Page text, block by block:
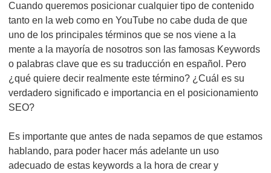
Cuando queremos posicionar cualquier tipo de contenido
tanto en la web como en YouTube no cabe duda de que
uno de los principales términos que se nos viene a la
mente a la mayoría de nosotros son las famosas Keywords
o palabras clave que es su traducción en español. Pero
¿qué quiere decir realmente este término? ¿Cuál es su
verdadero significado e importancia en el posicionamiento
SEO?
Es importante que antes de nada sepamos de que estamos
hablando, para poder hacer más adelante un uso
adecuado de estas keywords a la hora de crear y